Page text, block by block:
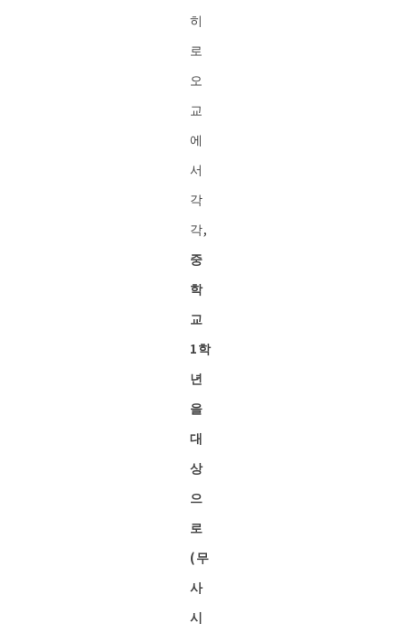
히
로
오
교
에
서
각
각,
중
학
교
1학
년
을
대
상
으
로
(무
사
시